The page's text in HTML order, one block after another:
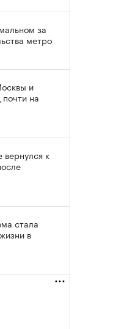
за
метро
и
на
вернулся к
стала
в